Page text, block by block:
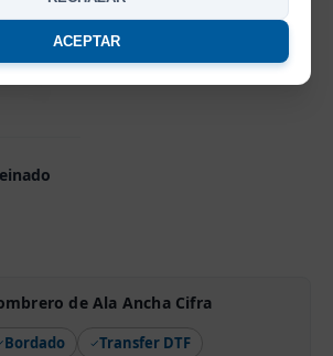
ACEPTAR
de Ala Ancha Cifra
Bordado
Transfer DTF